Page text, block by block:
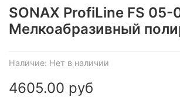
Наличие: Нет в наличии
SONAX ProfiLine FS 05-
Мелкоабразивный
4605.00 руб